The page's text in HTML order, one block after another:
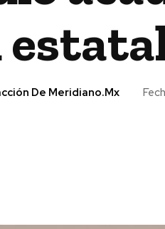
De Meridiano.mx